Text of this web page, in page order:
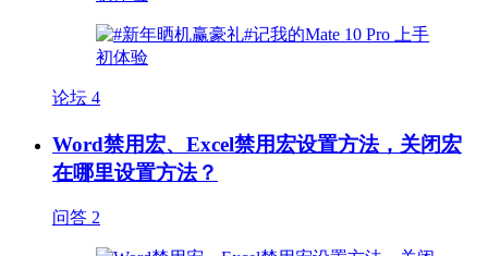
论坛 4
Word禁用宏、Excel禁用宏设置方法，关闭宏
在哪里设置方法？
问答 2